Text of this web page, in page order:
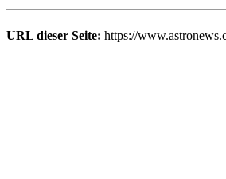
URL dieser Seite: https://